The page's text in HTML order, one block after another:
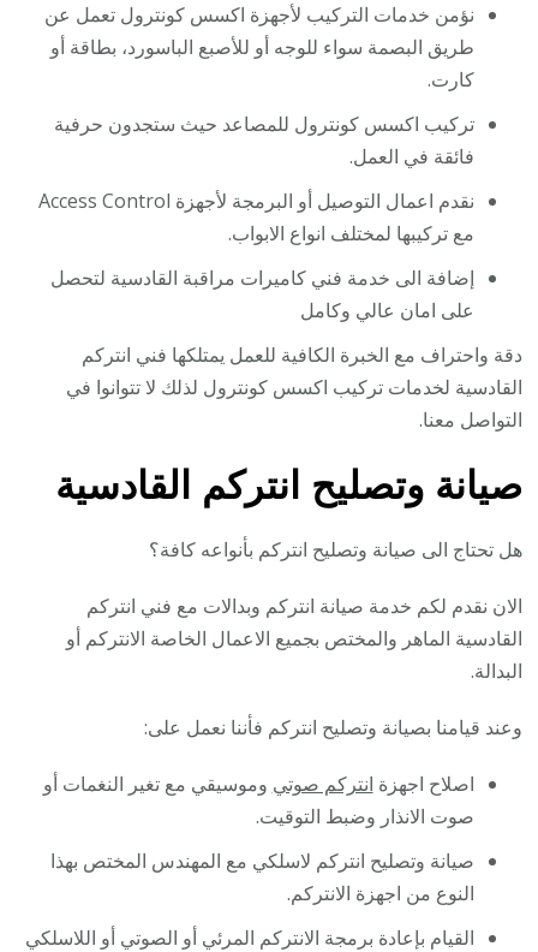
نؤمن خدمات التركيب لأجهزة اكسس كونترول تعمل عن
طريق البصمة سواء للوجه أو للأصبع الباسورد، بطاقة أو
كارت.
تركيب اكسس كونترول للمصاعد حيث ستجدون حرفية
فائقة في العمل.
نقدم اعمال التوصيل أو البرمجة لأجهزة Access Control
مع تركيبها لمختلف انواع الابواب.
إضافة الى خدمة فني كاميرات مراقبة القادسية لتحصل
على امان عالي وكامل
دقة واحتراف مع الخبرة الكافية للعمل يمتلكها فني انتركم
القادسية لخدمات تركيب اكسس كونترول لذلك لا تتوانوا في
التواصل معنا.
صيانة وتصليح انتركم القادسية
هل تحتاج الى صيانة وتصليح انتركم بأنواعه كافة؟
الان نقدم لكم خدمة صيانة انتركم وبدالات مع فني انتركم
القادسية الماهر والمختص بجميع الاعمال الخاصة الانتركم أو
البدالة.
وعند قيامنا بصيانة وتصليح انتركم فأننا نعمل على:
اصلاح اجهزة انتركم صوتي وموسيقي مع تغير النغمات أو
صوت الانذار وضبط التوقيت.
صيانة وتصليح انتركم لاسلكي مع المهندس المختص بهذا
النوع من اجهزة الانتركم.
القيام بإعادة برمجة الانتركم المرئي أو الصوتي أو اللاسلكي